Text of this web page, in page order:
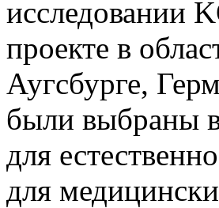
исследовании
проекте в
Аугсбурге,
были выбраны в
для
для